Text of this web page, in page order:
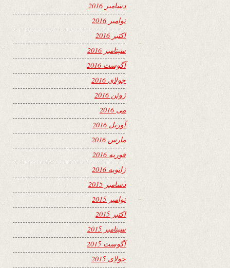
دسامبر 2016
نوامبر 2016
اکتبر 2016
سپتامبر 2016
آگوست 2016
جولای 2016
ژوئن 2016
می 2016
آوریل 2016
مارس 2016
فوریه 2016
ژانویه 2016
دسامبر 2015
نوامبر 2015
اکتبر 2015
سپتامبر 2015
آگوست 2015
جولای 2015